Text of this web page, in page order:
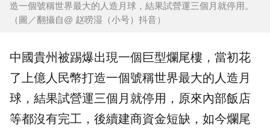
造一個號稱世界最大的人造月球，結果試營運三個月就停用。
（圖／翻攝自@ 赵唠湿（小号）抖音）
中國貴州被踢爆出現一個巨型爛尾樓 ，當初花
了上億人民幣打造一個號稱世界最大的人造 月
球 ，結果試營運三個月就停用，原來內部飯店
等都沒有完工 ，後續建商資金短缺，如今爛尾